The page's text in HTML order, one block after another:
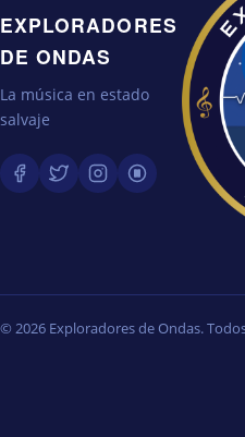
EXPLORADORES
DE ONDAS
La música en estado
salvaje
© 2026 Exploradores de Ondas.